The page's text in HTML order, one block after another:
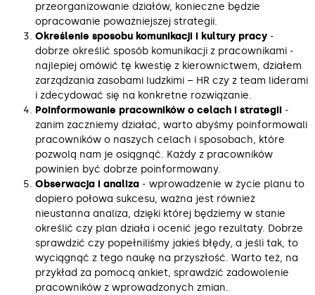
przeorganizowanie działów, konieczne będzie
opracowanie poważniejszej strategii.
Określenie sposobu komunikacji i kultury pracy ‒
dobrze określić sposób komunikacji z pracownikami ‒
najlepiej omówić tę kwestię z kierownictwem, działem
zarządzania zasobami ludzkimi – HR czy z team liderami
i zdecydować się na konkretne rozwiązanie.
Poinformowanie pracowników o celach i strategii ‒
zanim zaczniemy działać, warto abyśmy poinformowali
pracowników o naszych celach i sposobach, które
pozwolą nam je osiągnąć. Każdy z pracowników
powinien być dobrze poinformowany.
Obserwacja i analiza ‒ wprowadzenie w życie planu to
dopiero połowa sukcesu, ważna jest również
nieustanna analiza, dzięki której będziemy w stanie
określić czy plan działa i ocenić jego rezultaty. Dobrze
sprawdzić czy popełniliśmy jakieś błędy, a jeśli tak, to
wyciągnąć z tego naukę na przyszłość. Warto też, na
przykład za pomocą ankiet, sprawdzić zadowolenie
pracowników z wprowadzonych zmian.